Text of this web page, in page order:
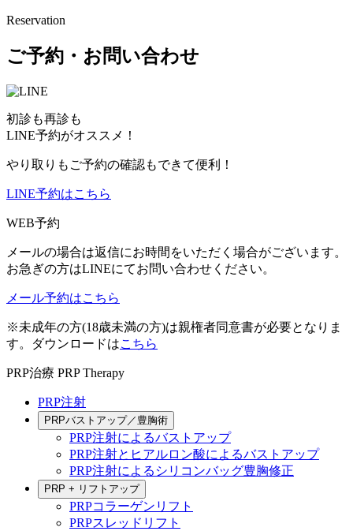
Reservation
ご予約・お問い合わせ
初診も再診も
LINE予約がオススメ！
やり取りもご予約の確認もできて便利！
LINE予約はこちら
WEB予約
メールの場合は返信にお時間をいただく場合がございます。
お急ぎの方はLINEにてお問い合わせください。
メール予約はこちら
※未成年の方(18歳未満の方)は親権者同意書が必要となりま
す。ダウンロードはこちら
PRP治療 PRP Therapy
PRP注射
PRPバストアップ／豊胸術
PRP注射によるバストアップ
PRP注射とヒアルロン酸によるバストアップ
PRP注射によるシリコンバッグ豊胸修正
PRP + リフトアップ
PRPコラーゲンリフト
PRPスレッドリフト